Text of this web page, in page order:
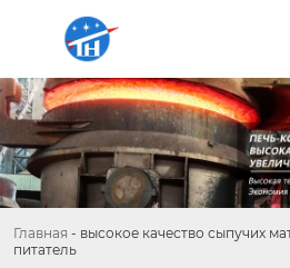
Главная - высокое качество сыпучих
питатель